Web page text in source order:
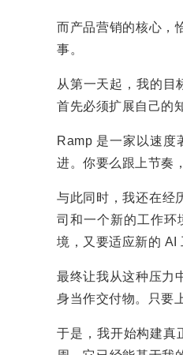
而产品营销的核心，
事。
从第一天起，我的目
首先必须扩展自己的
Ramp 是一家以速
进。你要么跟上节奏
与此同时，我还在经
司和一个新的工作环
境，又要适应新的 AI
最终让我从这种压力
身当作交付物。只要
于是，我开始构建真